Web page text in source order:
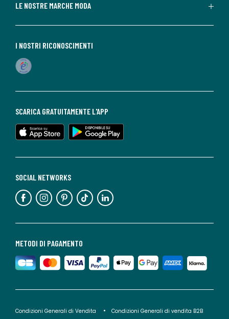
LE NOSTRE MARCHE MODA
METODI DI PAGAMENTO
SOCIAL NETWORKS
SCARICA GRATUITAMENTE L'APP
I NOSTRI RICONOSCIMENTI
Condizioni Generali di Vendita
Condizioni Generali di vendita B2B